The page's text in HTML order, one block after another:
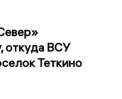
откуда ВСУ
Теткино